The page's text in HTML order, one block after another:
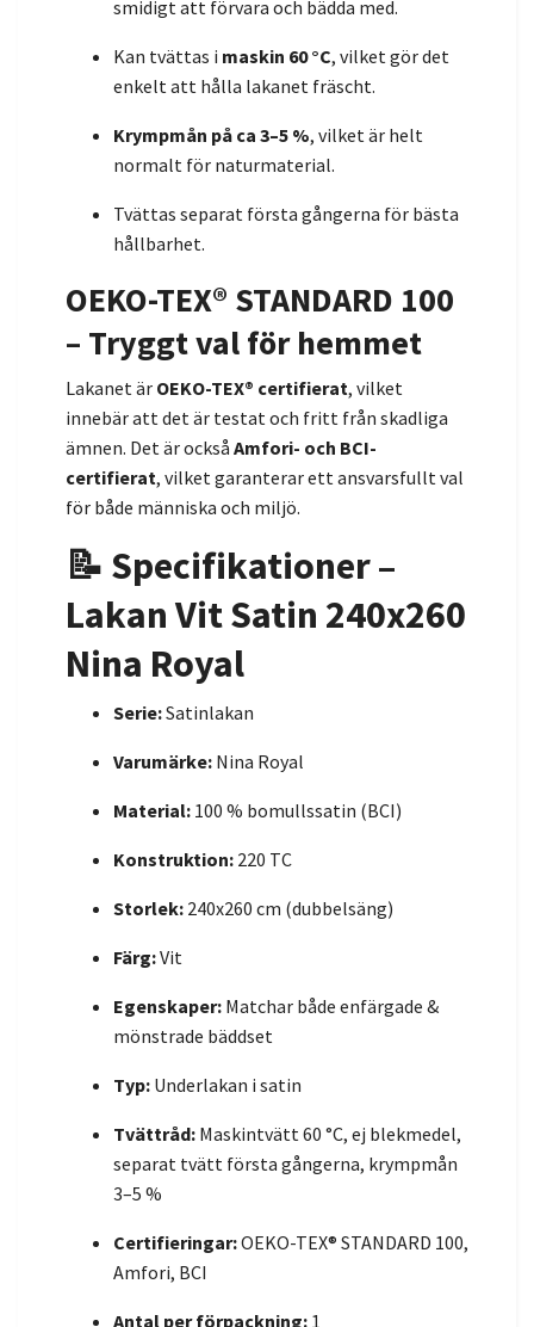
smidigt att förvara och bädda med.
Kan tvättas i maskin 60 °C, vilket gör det
enkelt att hålla lakanet fräscht.
Krympmån på ca 3–5 %, vilket är helt
normalt för naturmaterial.
Tvättas separat första gångerna för bästa
hållbarhet.
OEKO-TEX® STANDARD 100
– Tryggt val för hemmet
Lakanet är OEKO-TEX® certifierat, vilket
innebär att det är testat och fritt från skadliga
ämnen. Det är också Amfori- och BCI-
certifierat, vilket garanterar ett ansvarsfullt val
för både människa och miljö.
📝 Specifikationer –
Lakan Vit Satin 240x260
Nina Royal
Serie:Satinlakan
Varumärke: Nina Royal
Material: 100 % bomullssatin (BCI)
Konstruktion: 220 TC
Storlek: 240x260 cm (dubbelsäng)
Färg:Vit
Egenskaper: Matchar både enfärgade &
mönstrade bäddset
Typ: Underlakan i satin
Tvättråd: Maskintvätt 60 °C, ej blekmedel,
separat tvätt första gångerna, krympmån
3–5 %
Certifieringar:OEKO-TEX® STANDARD 100,
Amfori, BCI
Antal per förpackning: 1